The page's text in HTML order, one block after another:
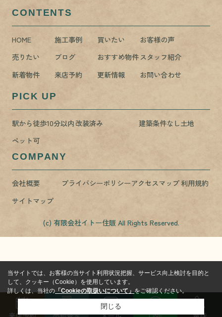
CONTENTS
HOME 施工事例 買いたい
お客様の声
売りたい
ブログ おすすめ物件スタッフ紹介
新着物件
来店予約 更新情報 お問い合わせ
PICK UP
駅から徒歩10分以内改装済み
建築条件なし土地
ペット可
COMPANY
会社概要 プライバシーポリシーアクセスマップ利用規約
サイトマップ
(c) 有限会社イトー住販 All Rights Reserved.
当サイトでは、お客様の当サイト利用状況把握、サービス向上検討を目的と
して、クッキー（Cookie）を使用しています。
詳しくは、当社の 「Cookieの取扱いについて」 をご確認ください。
閉じる